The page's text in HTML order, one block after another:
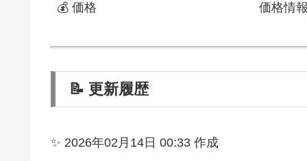
💰 価格 価格情
📝 更新履歴
✨ 2026年02月14日 00:33 作成